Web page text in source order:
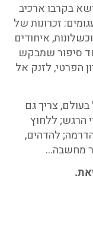
בקרבו ארכיב
זכרונות של
איחודים
סיפור שמבקש
הפרטי, לזנק אל
צריך גם
הרגש; ללחוץ
להדהים,
מחשבה…